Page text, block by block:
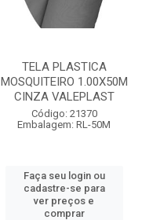
TELA PLASTICA
MOSQUITEIRO 1.00X50M
CINZA VALEPLAST
Código: 21370
Embalagem: RL-50M
Faça seu login ou
cadastre-se para
ver preços e
comprar